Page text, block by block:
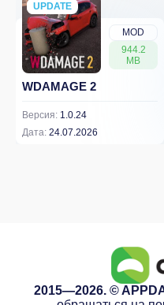
MOD
944.2
MB
UPDATE
NEW
WDAMAGE 2
Версия: 1.0.24
Дата: 24.07.2026
2015—2026. ©